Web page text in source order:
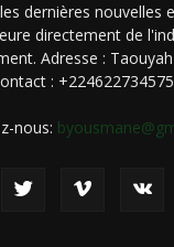
dernières nouvelles
directement de
Adresse :
: +224622734575
nous: